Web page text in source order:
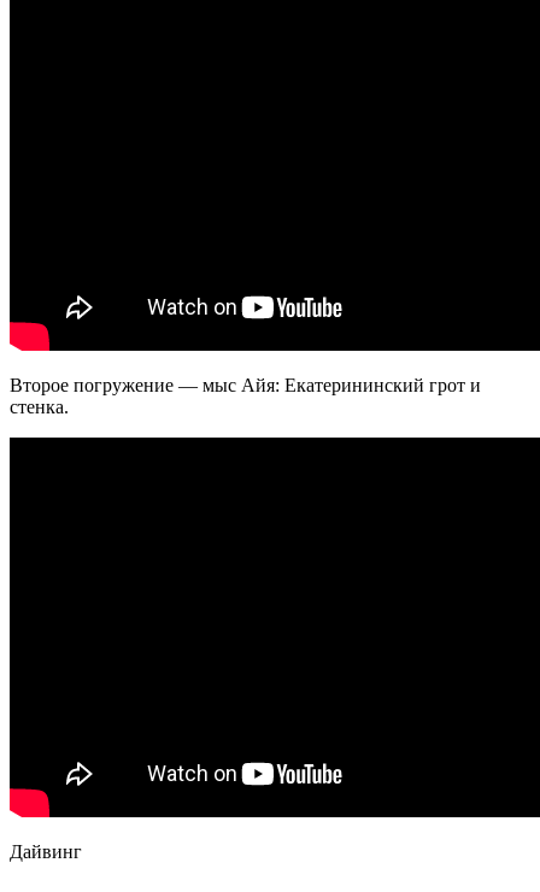
Второе погружение — мыс Айя: Екатерининский грот и
стенка.
Дайвинг